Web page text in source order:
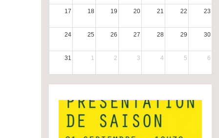
17 18 19 20 21 22 23
24 25 26 27 28 29 30
31 1 2 3 4 5 6